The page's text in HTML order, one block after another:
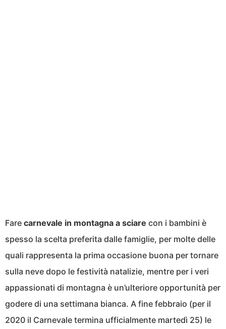
Fare carnevale in montagna a sciare con i bambini è
spesso la scelta preferita dalle famiglie, per molte delle
quali rappresenta la prima occasione buona per tornare
sulla neve dopo le festività natalizie, mentre per i veri
appassionati di montagna è un’ulteriore opportunità per
godere di una settimana bianca. A fine febbraio (per il
2020 il Carnevale termina ufficialmente martedì 25) le